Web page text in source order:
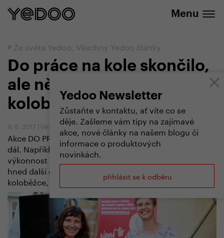
Menu
Yedoo Newsletter
Zůstaňte v kontaktu, ať víte co se
děje. Zašleme vám tipy na zajímavé
akce, nové články na našem blogu či
informace o produktových
novinkách.
přihlásit se k odběru
# Ze světa Yedoo, Všechny Yedoo články
Do práce na kole skončilo,
ale někteří jedou dál - na
koloběžce
9. 6. 2017 | Vendula Kosíková
Akce DO PRÁCE NA KOLE skončila, ale někteří jedou
dál. Například Jana Mašková, která se v kategorii
výkonnost umístila v Praze mezi ženami na 2. místě,
hned další den po vyhlášení výsledků jela do práce na
koloběžce, již v této soutěži vyhrála.